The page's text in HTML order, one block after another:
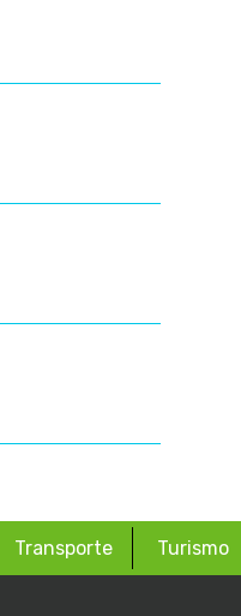
Transporte Turismo